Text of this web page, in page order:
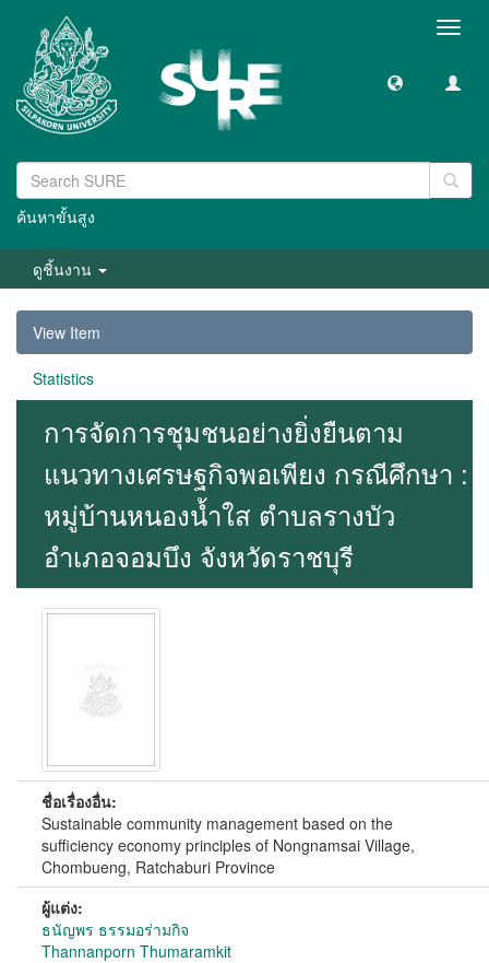
ค้นหาขั้นสูง
ดูชิ้นงาน
View Item
Statistics
การจัดการชุมชนอย่างยิ่งยืนตาม
แนวทางเศรษฐกิจพอเพียง กรณีศึกษา :
หมู่บ้านหนองน้ำใส ตำบลรางบัว
อำเภอจอมบึง จังหวัดราชบุรี
ชื่อเรื่องอื่น:
Sustainable community management based on the
sufficiency economy principles of Nongnamsai Village,
Chombueng, Ratchaburi Province
ผู้แต่ง:
ธนัญพร ธรรมอร่ามกิจ
Thannanporn Thumaramkit